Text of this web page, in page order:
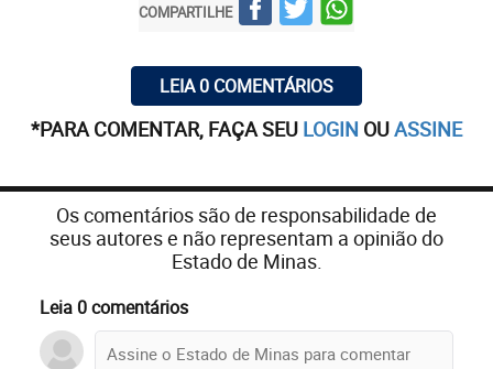
COMPARTILHE
LEIA 0 COMENTÁRIOS
*PARA COMENTAR, FAÇA SEU LOGIN OUASSINE
Os comentários são de responsabilidade de
seus autores e não representam a opinião do
Estado de Minas.
Leia 0 comentários